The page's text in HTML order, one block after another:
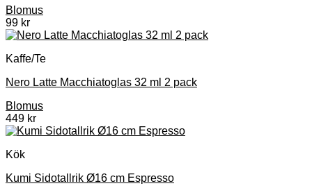
Blomus
99 kr
Kaffe/Te
Nero Latte Macchiatoglas 32 ml 2 pack
Blomus
449 kr
Kök
Kumi Sidotallrik Ø16 cm Espresso